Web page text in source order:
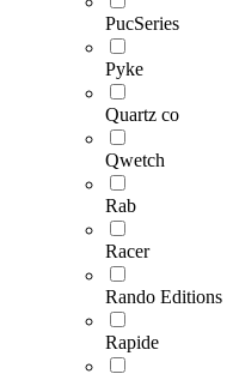
PucSeries
Pyke
Quartz co
Qwetch
Rab
Racer
Rando Editions
Rapide